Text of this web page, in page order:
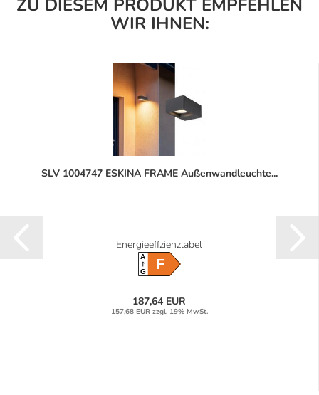
ZU DIESEM PRODUKT EMPFEHLEN
WIR IHNEN:
SLV 1004747 ESKINA FRAME Außenwandleuchte...
Energieeffzienzlabel
A
GF
187,64 EUR
157,68 EUR zzgl. 19% MwSt.